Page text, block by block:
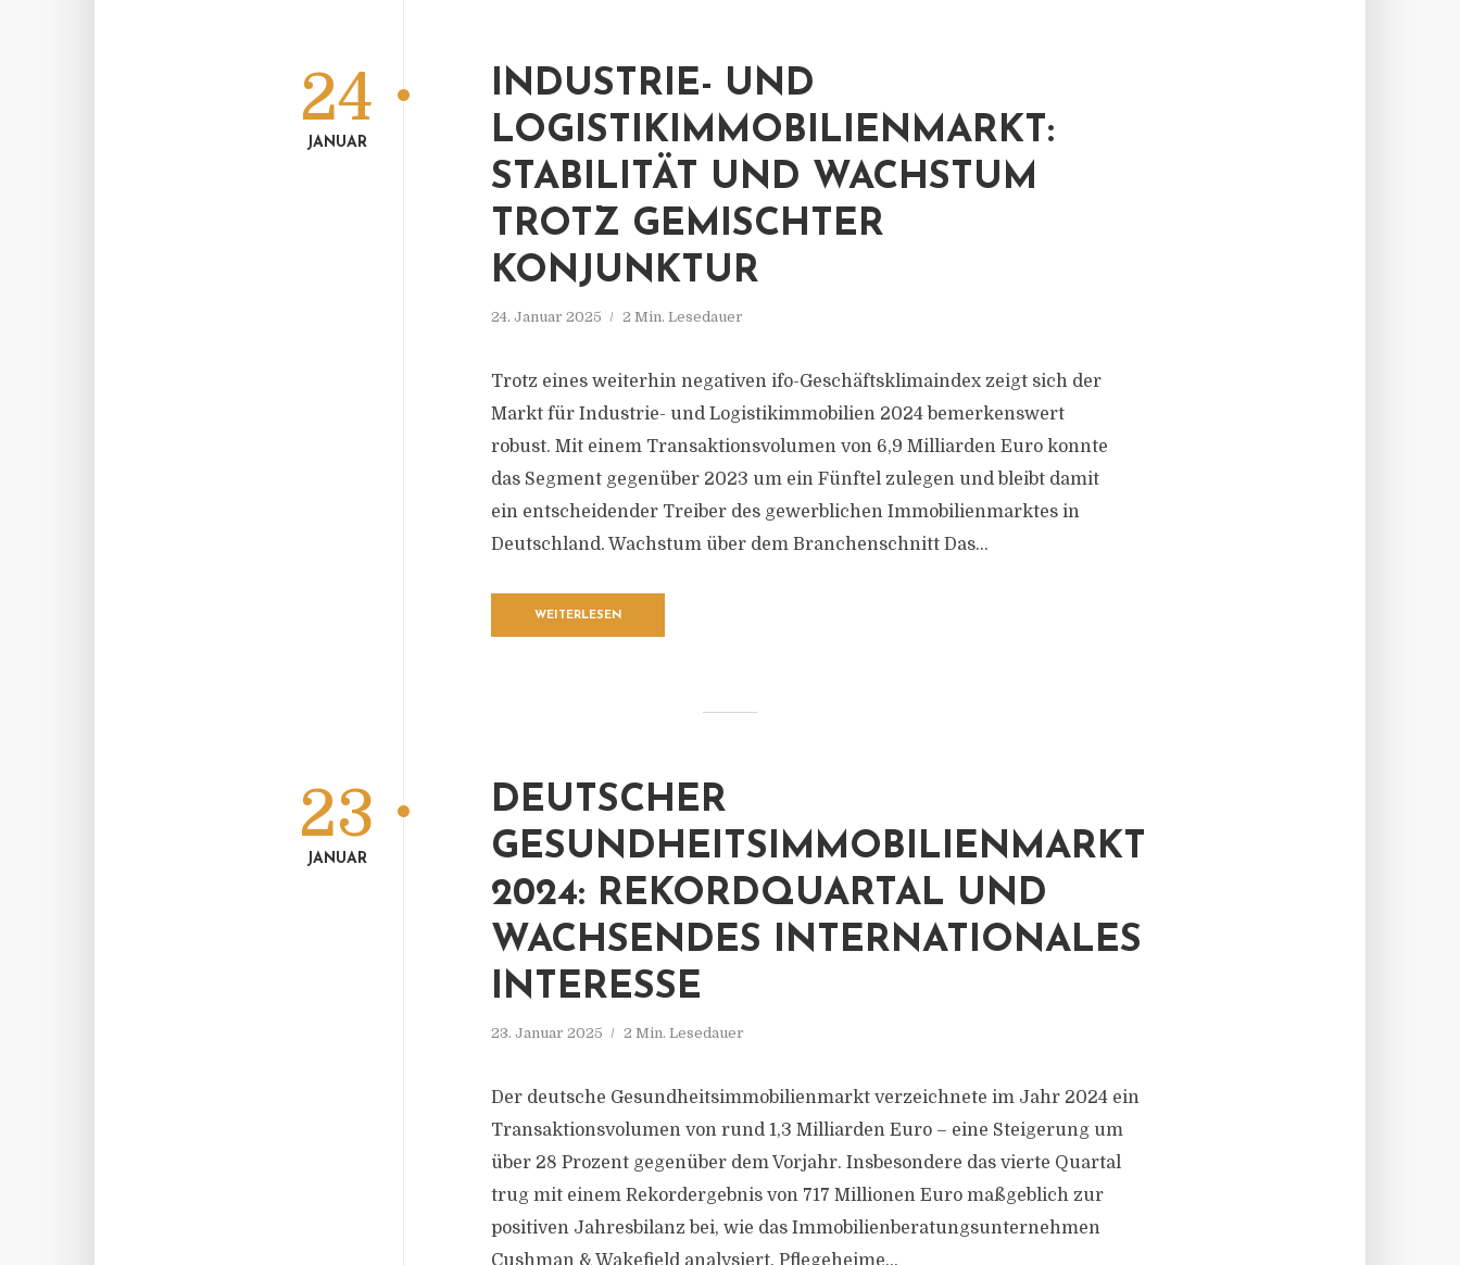
INDUSTRIE- UND
LOGISTIKIMMOBILIENMARKT:
STABILITÄT UND WACHSTUM
TROTZ GEMISCHTER
KONJUNKTUR
24. Januar 2025 2 Min. Lesedauer
24
JANUAR
Trotz eines weiterhin negativen ifo-Geschäftsklimaindex zeigt sich der
Markt für Industrie- und Logistikimmobilien 2024 bemerkenswert
robust. Mit einem Transaktionsvolumen von 6,9 Milliarden Euro konnte
das Segment gegenüber 2023 um ein Fünftel zulegen und bleibt damit
ein entscheidender Treiber des gewerblichen Immobilienmarktes in
Deutschland. Wachstum über dem Branchenschnitt Das...
WEITERLESEN
DEUTSCHER
GESUNDHEITSIMMOBILIENMARKT
2024: REKORDQUARTAL UND
WACHSENDES INTERNATIONALES
INTERESSE
23. Januar 2025 2 Min. Lesedauer
23
JANUAR
Der deutsche Gesundheitsimmobilienmarkt verzeichnete im Jahr 2024 ein
Transaktionsvolumen von rund 1,3 Milliarden Euro – eine Steigerung um
über 28 Prozent gegenüber dem Vorjahr. Insbesondere das vierte Quartal
trug mit einem Rekordergebnis von 717 Millionen Euro maßgeblich zur
positiven Jahresbilanz bei, wie das Immobilienberatungsunternehmen
Cushman & Wakefield analysiert. Pflegeheime...